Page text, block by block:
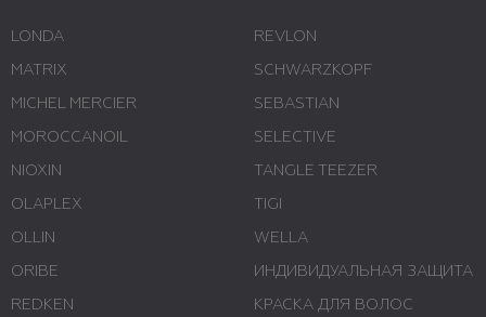
LONDA
MATRIX
MICHEL MERCIER
MOROCCANOIL
NIOXIN
OLAPLEX
OLLIN
ORIBE
REDKEN
REVLON
SCHWARZKOPF
SEBASTIAN
SELECTIVE
TANGLE TEEZER
TIGI
WELLA
ИНДИВИДУАЛЬНАЯ ЗАЩИТА
КРАСКА ДЛЯ ВОЛОС